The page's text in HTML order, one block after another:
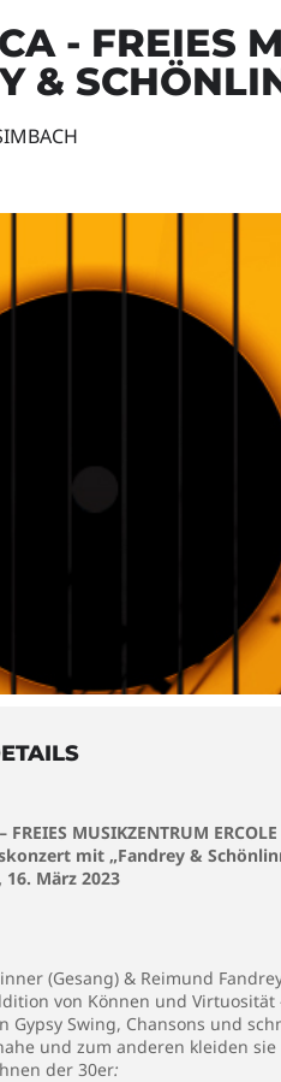
- FREIES
&
FREIES MUSIKZENTRUM
mit „Fandrey &
März 2023
(Gesang) & Reimund
von Können und
Gypsy Swing, Chansons und
und zum anderen kleiden
der 30er: